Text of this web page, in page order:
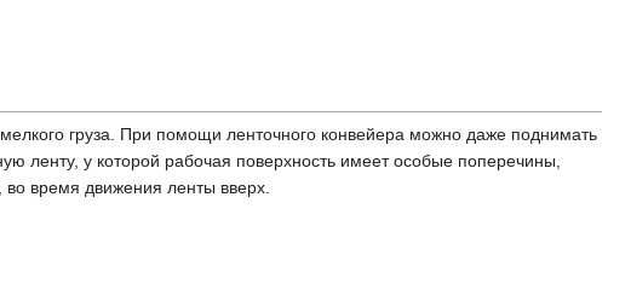
груза. При помощи ленточного конвейера можно даже поднимать
ленту, у которой рабочая поверхность имеет особые поперечины,
во время движения ленты вверх.